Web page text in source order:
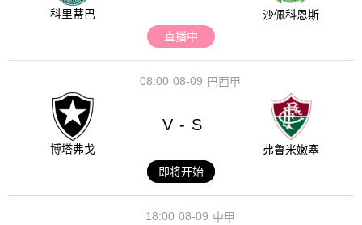
科里蒂巴
沙佩科恩斯
直播中
08-09
08:00 巴西甲
博塔弗戈
V - S
弗鲁米嫩塞
即将开始
08-09
18:00 中甲